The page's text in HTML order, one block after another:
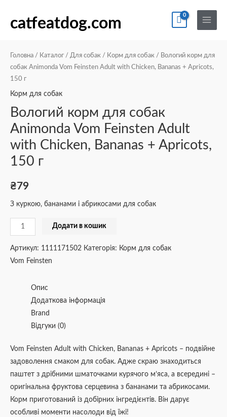
catfeatdog.com
Main
Menu
Головна / Каталог / Для собак / Корм для собак / Вологий корм для
собак Animonda Vom Feinsten Adult with Chicken, Bananas + Apricots,
150 г
Корм для собак
Вологий корм для собак
Animonda Vom Feinsten Adult
with Chicken, Bananas + Apricots,
150 г
₴79
З куркою, бананами і абрикосами для собак
Вологий
корм
собак
Animonda
Vom
Feinsten
with
Chicken,
Bananas
+
150
кількість
Додати в кошик
Артикул: 1111171502 Категорія: Корм для собак
Vom Feinsten
Опис
Додаткова інформація
Brand
Відгуки (0)
Vom Feinsten Adult with Chicken, Bananas + Apricots – подвійне
задоволення смаком для собак. Адже скраю знаходиться
паштет з дрібними шматочками курячого м’яса, а всередині –
оригінальна фруктова серцевина з бананами та абрикосами.
Корм приготований із добірних інгредієнтів. Він дарує
особливі моменти насолоди від їжі!